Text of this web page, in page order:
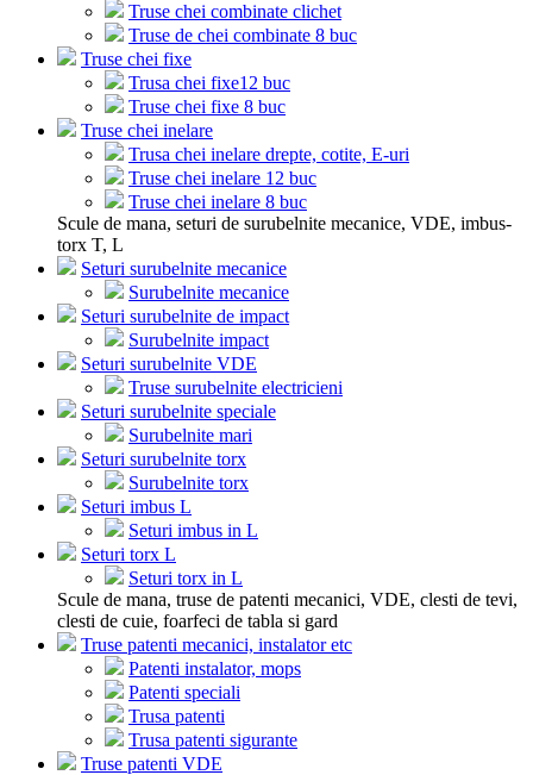
Truse chei combinate clichet
Truse de chei combinate 8 buc
Truse chei fixe
Trusa chei fixe12 buc
Truse chei fixe 8 buc
Truse chei inelare
Trusa chei inelare drepte, cotite, E-uri
Truse chei inelare 12 buc
Truse chei inelare 8 buc
Scule de mana, seturi de surubelnite mecanice, VDE, imbus-
torx T, L
Seturi surubelnite mecanice
Surubelnite mecanice
Seturi surubelnite de impact
Surubelnite impact
Seturi surubelnite VDE
Truse surubelnite electricieni
Seturi surubelnite speciale
Surubelnite mari
Seturi surubelnite torx
Surubelnite torx
Seturi imbus L
Seturi imbus in L
Seturi torx L
Seturi torx in L
Scule de mana, truse de patenti mecanici, VDE, clesti de tevi,
clesti de cuie, foarfeci de tabla si gard
Truse patenti mecanici, instalator etc
Patenti instalator, mops
Patenti speciali
Trusa patenti
Trusa patenti sigurante
Truse patenti VDE